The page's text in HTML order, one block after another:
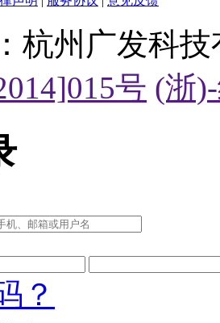
声明 | 服务协议 | 意见反馈
杭州广发科
号 (浙
？